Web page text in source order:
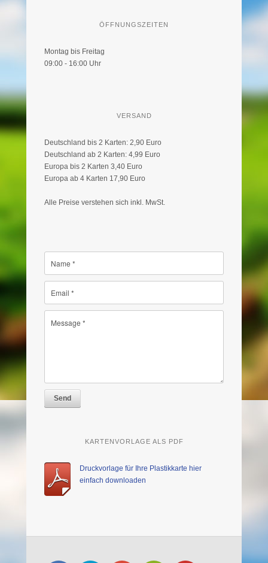
ÖFFNUNGSZEITEN
Montag bis Freitag
09:00 - 16:00 Uhr
VERSAND
Deutschland bis 2 Karten: 2,90 Euro
Deutschland ab 2 Karten: 4,99 Euro
Europa bis 2 Karten 3,40 Euro
Europa ab 4 Karten 17,90 Euro
Alle Preise verstehen sich inkl. MwSt.
Send
KARTENVORLAGE ALS PDF
Druckvorlage für Ihre Plastikkarte hier
einfach downloaden